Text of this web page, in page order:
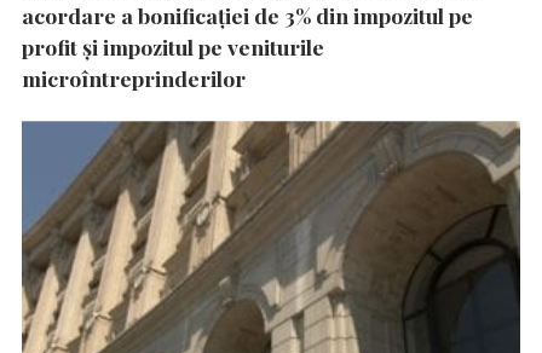
acordare a bonificației de 3% din impozitul pe
profit și impozitul pe veniturile
microîntreprinderilor